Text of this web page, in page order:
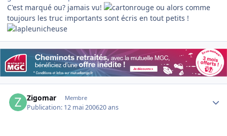
C'est marqué ou? jamais vu!
ou alors comme
toujours les truc importants sont écris en tout petits !
Zigomar Membre
Publication: 12 mai 200620 ans